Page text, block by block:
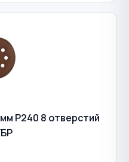
Р240 8 отверстий